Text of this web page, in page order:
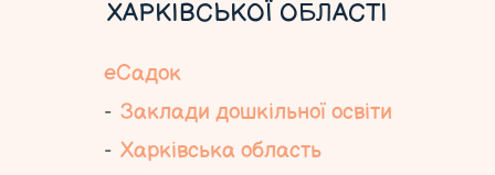
ХАРКІВСЬКОЇ ОБЛАСТІ
еСадок
Заклади дошкільної освіти
Харківська область